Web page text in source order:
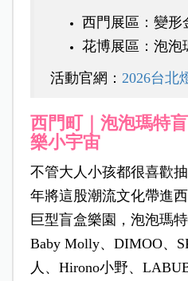
西門展區：變形
花博展區：泡泡
活動官網： 2026台北
西門町｜泡泡瑪特
樂小宇宙
不管大人小孩都很喜歡
年將這股潮流文化帶進
巨型盲盒樂園，泡泡瑪
Baby Molly、DIMOO、
人、Hirono小野、